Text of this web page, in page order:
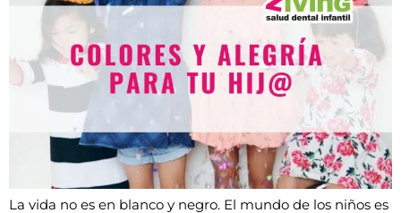
La vida no es en blanco y negro. El mundo de los niños es